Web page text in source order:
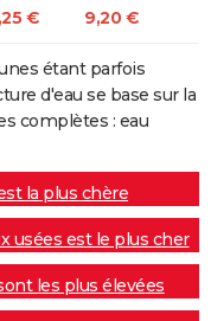
€ 9,20 €
étant parfois
d'eau se base sur la
complètes : eau
la plus chère
usées est le plus cher
les plus élevées